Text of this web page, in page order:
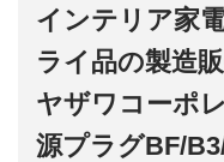
インテリア家
ライ品の製造
ヤザワコーポ
源プラグBF/